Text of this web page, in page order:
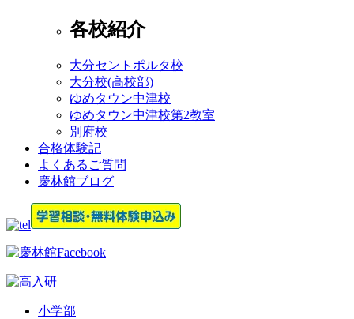
各校紹介
大分セントポルタ校
大分校(高校部)
ゆめタウン中津校
ゆめタウン中津校第2教室
別府校
合格体験記
よくあるご質問
慶林館ブログ
小学部